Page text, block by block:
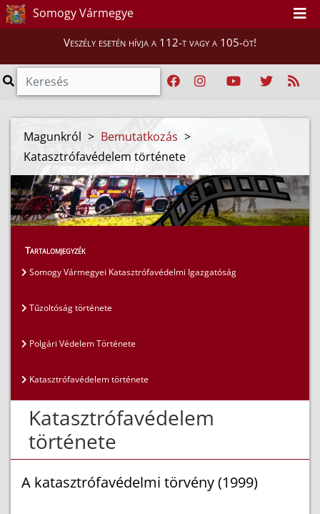
Somogy Vármegye
Veszély esetén hívja a 112-t vagy a 105-öt!
Magunkról > Bemutatkozás >
Katasztrófavédelem története
Tartalomjegyzék
Somogy Vármegyei Katasztrófavédelmi Igazgatóság
Tűzoltóság története
Polgári Védelem Története
Katasztrófavédelem története
Katasztrófavédelem
története
A katasztrófavédelmi törvény (1999)